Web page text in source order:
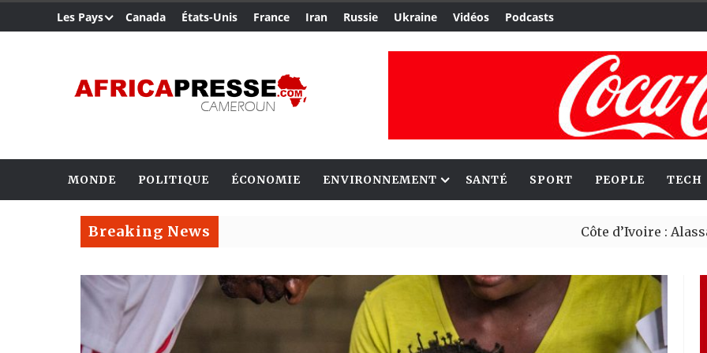
Les Pays Canada États-Unis France Iran Russie Ukraine Vidéos Podcasts
MONDE POLITIQUE ÉCONOMIE ENVIRONNEMENT SANTÉ SPORT PEOPLE TECH
Breaking News Côte d’Ivoire : Alassane